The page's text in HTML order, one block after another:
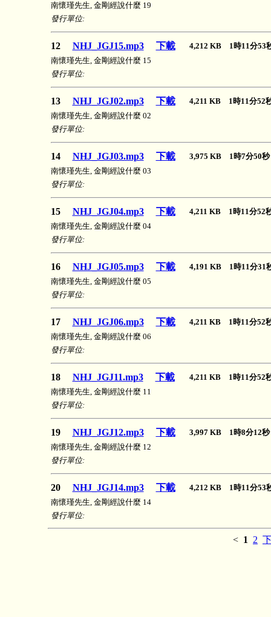
南懷瑾先生, 金剛經說什麼 19
發行單位:
12 NHJ_JGJ15.mp3 下載
4,212 KB 1時11分
南懷瑾先生, 金剛經說什麼 15
發行單位:
13 NHJ_JGJ02.mp3 下載
4,211 KB 1時11分
南懷瑾先生, 金剛經說什麼 02
發行單位:
14 NHJ_JGJ03.mp3 下載
3,975 KB 1時7分50
南懷瑾先生, 金剛經說什麼 03
發行單位:
15 NHJ_JGJ04.mp3 下載
4,211 KB 1時11分
南懷瑾先生, 金剛經說什麼 04
發行單位:
16 NHJ_JGJ05.mp3 下載
4,191 KB 1時11分
南懷瑾先生, 金剛經說什麼 05
發行單位:
17 NHJ_JGJ06.mp3 下載
4,211 KB 1時11分
南懷瑾先生, 金剛經說什麼 06
發行單位:
18 NHJ_JGJ11.mp3 下載
4,211 KB 1時11分
南懷瑾先生, 金剛經說什麼 11
發行單位:
19 NHJ_JGJ12.mp3 下載
3,997 KB 1時8分12
南懷瑾先生, 金剛經說什麼 12
發行單位:
20 NHJ_JGJ14.mp3 下載
4,212 KB 1時11分
南懷瑾先生, 金剛經說什麼 14
發行單位:
< 1 2